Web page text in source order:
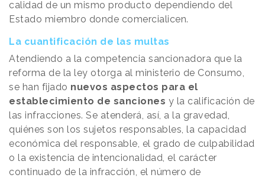
calidad de un mismo producto dependiendo del
Estado miembro donde comercialicen.
La cuantificación de las multas
Atendiendo a la competencia sancionadora que la
reforma de la ley otorga al ministerio de Consumo,
se han fijado nuevos aspectos para el
establecimiento de sanciones y la calificación de
las infracciones. Se atenderá, así, a la gravedad,
quiénes son los sujetos responsables, la capacidad
económica del responsable, el grado de culpabilidad
o la existencia de intencionalidad, el carácter
continuado de la infracción, el número de